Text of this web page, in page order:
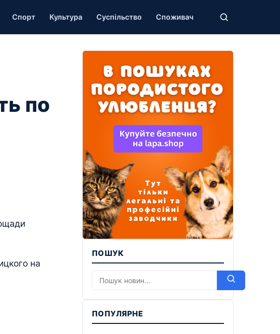
Спорт Культура Суспільство Споживач
по
на
ПОШУК
ПОПУЛЯРНЕ